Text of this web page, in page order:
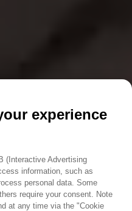
experience
(Interactive Advertising
information, such as
personal data. Some
require your consent. Note
at any time via the "Cookie